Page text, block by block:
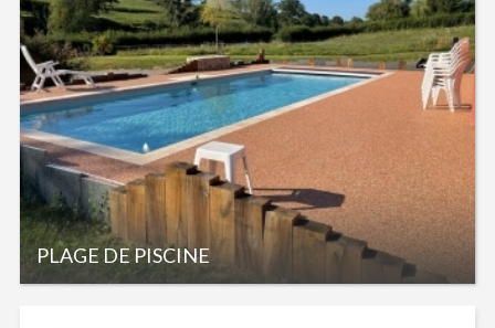
PLAGE DE PISCINE